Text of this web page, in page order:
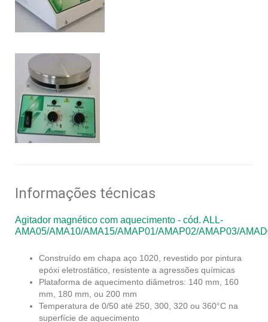
Informações técnicas
Agitador magnético com aquecimento - cód. ALL-
AMA05/AMA10/AMA15/AMAP01/AMAP02/AMAP03/
Construído em chapa aço 1020, revestido por pintura
epóxi eletrostático, resistente a agressões químicas
Plataforma de aquecimento diâmetros: 140 mm, 160
mm, 180 mm, ou 200 mm
Temperatura de 0/50 até 250, 300, 320 ou 360°C na
superfície de aquecimento